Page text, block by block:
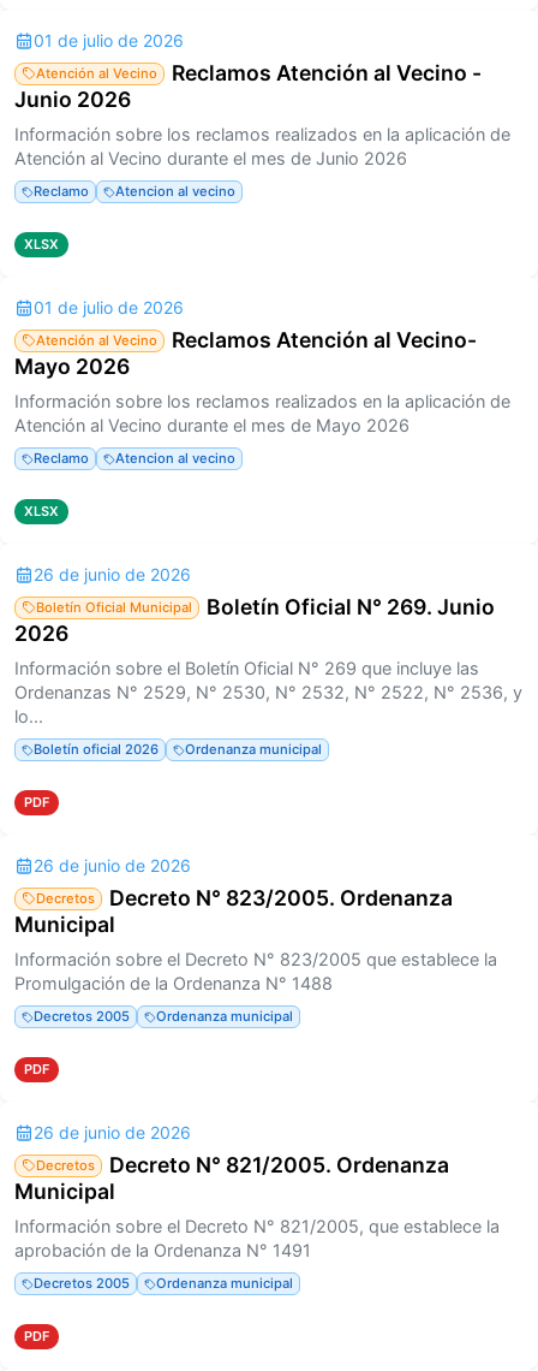
01 de julio de 2026
Atención al Vecino
Reclamos Atención al Vecino -
Junio 2026
Información sobre los reclamos realizados en la aplicación de
Atención al Vecino durante el mes de Junio 2026
Reclamo Atencion al vecino
XLSX
01 de julio de 2026
Atención al Vecino
Reclamos Atención al Vecino-
Mayo 2026
Información sobre los reclamos realizados en la aplicación de
Atención al Vecino durante el mes de Mayo 2026
Reclamo Atencion al vecino
XLSX
26 de junio de 2026
Boletín Oficial Municipal
Boletín Oficial N° 269. Junio
2026
Información sobre el Boletín Oficial N° 269 que incluye las
Ordenanzas N° 2529, N° 2530, N° 2532, N° 2522, N° 2536, y
lo...
Boletín oficial 2026 Ordenanza municipal
PDF
26 de junio de 2026
Decretos
Decreto N° 823/2005. Ordenanza
Municipal
Información sobre el Decreto N° 823/2005 que establece la
Promulgación de la Ordenanza N° 1488
Decretos 2005 Ordenanza municipal
PDF
26 de junio de 2026
Decretos
Decreto N° 821/2005. Ordenanza
Municipal
Información sobre el Decreto N° 821/2005, que establece la
aprobación de la Ordenanza N° 1491
Decretos 2005 Ordenanza municipal
PDF